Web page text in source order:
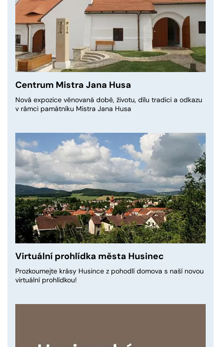
Centrum Mistra Jana Husa
Nová expozice věnovaná době, životu, dílu tradici a odkazu
v rámci památníku Mistra Jana Husa
Virtuální prohlídka města Husinec
Prozkoumejte krásy Husince z pohodlí domova s naší novou
virtuální prohlídkou!